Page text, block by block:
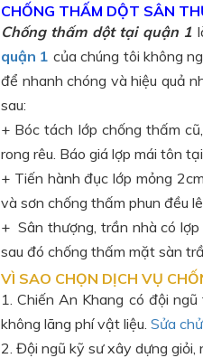
CHỐNG THẤM DỘT SÂN
Chống thấm dột tại quận 1
quận 1 của chúng tôi không
để nhanh chóng và hiệu quả
sau:
+ Bóc tách lớp chống thấm
rong rêu. Báo giá lợp mái tôn
+ Tiến hành đục lớp mỏng
và sơn chống thấm phun đều
+ Sân thượng, trần nhà có lợp
sau đó chống thấm mặt sàn
VÌ SAO CHỌN DỊCH VỤ
1. Chiến An Khang có đội
không lãng phí vật liệu. Sửa
2. Đội ngũ kỹ sư xây dựng giỏi,